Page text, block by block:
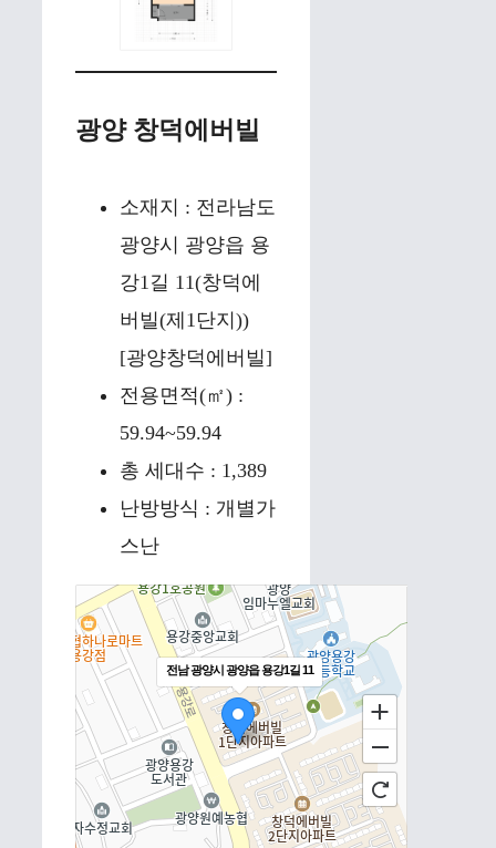
광양 창덕에버빌
소재지 : 전라남도
광양시 광양읍 용
강1길 11(창덕에
버빌(제1단지))
[광양창덕에버빌]
전용면적(㎡) :
59.94~59.94
총 세대수 : 1,389
난방방식 : 개별가
스난
전남 광양시 광양읍 용강1길 11